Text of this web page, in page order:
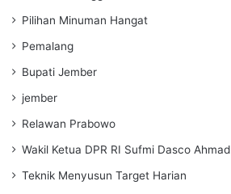
Pilihan Minuman Hangat
Pemalang
Bupati Jember
jember
Relawan Prabowo
Wakil Ketua DPR RI Sufmi Dasco Ahmad
Teknik Menyusun Target Harian